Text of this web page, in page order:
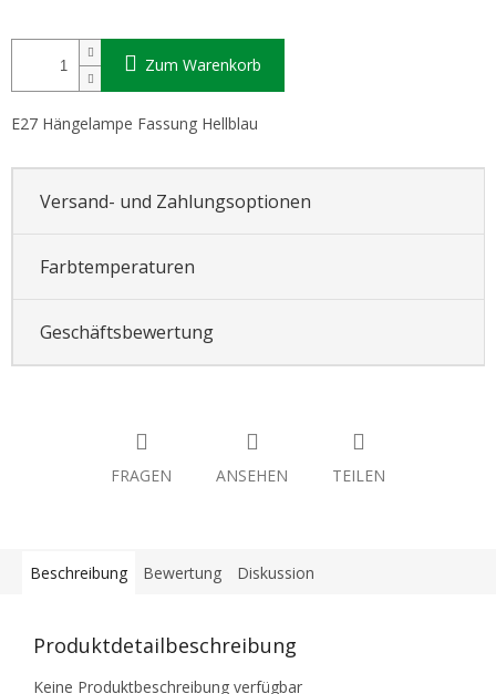
Zum Warenkorb
E27 Hängelampe Fassung Hellblau
Versand- und Zahlungsoptionen
Farbtemperaturen
Geschäftsbewertung
FRAGEN ANSEHEN TEILEN
Beschreibung Bewertung Diskussion
Produktdetailbeschreibung
Keine Produktbeschreibung verfügbar